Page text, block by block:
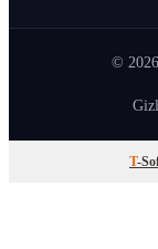
© 2026
T-